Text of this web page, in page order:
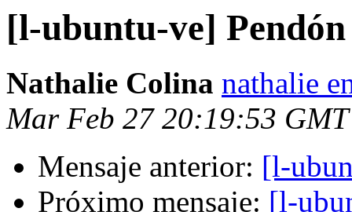
[l-ubuntu-ve]
Nathalie Colina nathalie
Mar Feb 27 20:19:53
Mensaje anterior: [l-
Próximo mensaje: [l-